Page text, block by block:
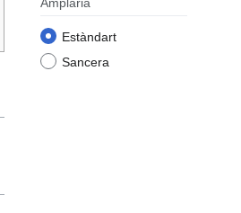
Estàndart
Sancera